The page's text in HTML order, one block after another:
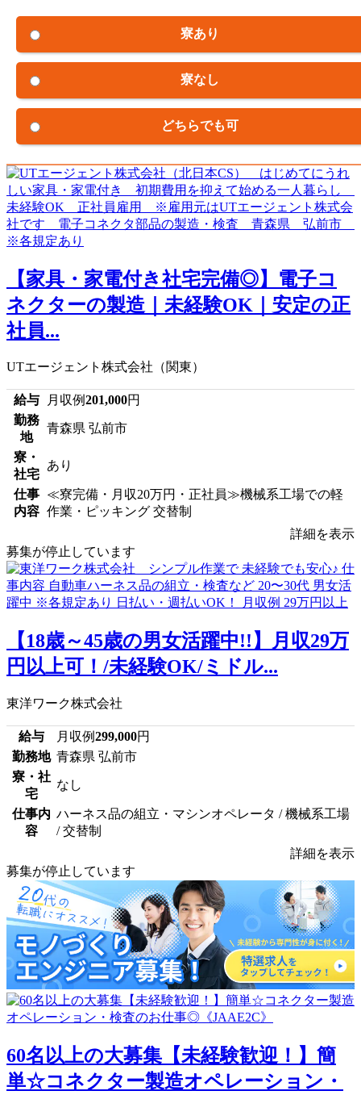
寮あり
寮なし
どちらでも可
【家具・家電付き社宅完備◎】電子コ
ネクターの製造｜未経験OK｜安定の正
社員...
UTエージェント株式会社（関東）
給与 月収例201,000円
勤務
地
青森県 弘前市
寮・
社宅
あり
仕事
内容
≪寮完備・月収20万円・正社員≫機械系工場での軽
作業・ピッキング 交替制
詳細を表示
募集が停止しています
【18歳～45歳の男女活躍中!!】月収29万
円以上可！/未経験OK/ミドル...
東洋ワーク株式会社
給与 月収例299,000円
勤務地 青森県 弘前市
寮・社
宅
なし
仕事内
容
ハーネス品の組立・マシンオペレータ / 機械系工場
/ 交替制
詳細を表示
募集が停止しています
60名以上の大募集【未経験歓迎！】簡
単☆コネクター製造オペレーション・